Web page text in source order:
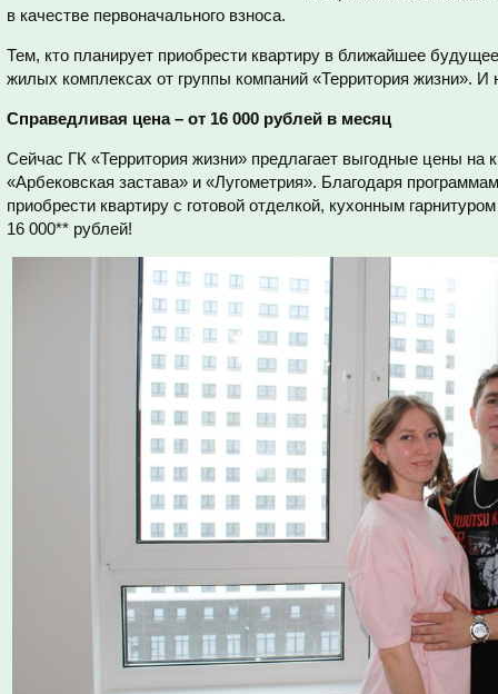
в качестве первоначального взноса.
Тем, кто планирует приобрести квартиру в ближайшее
жилых комплексах от группы компаний «Территория жизни». И
Справедливая цена – от 16 000 рублей в месяц
Сейчас ГК «Территория жизни» предлагает выгодные цены на
«Арбековская застава» и «Лугометрия». Благодаря
приобрести квартиру с готовой отделкой, кухонным
16 000** рублей!